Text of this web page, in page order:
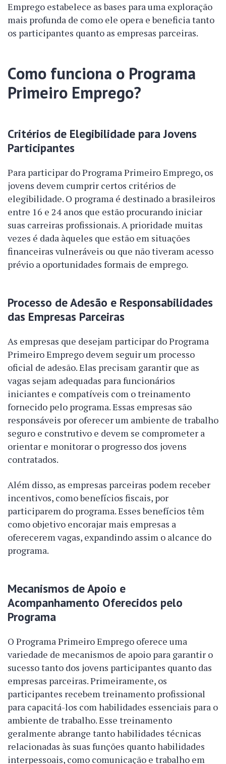
Emprego estabelece as bases para uma exploração
mais profunda de como ele opera e beneficia tanto
os participantes quanto as empresas parceiras.
Como funciona o Programa
Primeiro Emprego?
Critérios de Elegibilidade para Jovens
Participantes
Para participar do Programa Primeiro Emprego, os
jovens devem cumprir certos critérios de
elegibilidade. O programa é destinado a brasileiros
entre 16 e 24 anos que estão procurando iniciar
suas carreiras profissionais. A prioridade muitas
vezes é dada àqueles que estão em situações
financeiras vulneráveis ou que não tiveram acesso
prévio a oportunidades formais de emprego.
Processo de Adesão e Responsabilidades
das Empresas Parceiras
As empresas que desejam participar do Programa
Primeiro Emprego devem seguir um processo
oficial de adesão. Elas precisam garantir que as
vagas sejam adequadas para funcionários
iniciantes e compatíveis com o treinamento
fornecido pelo programa. Essas empresas são
responsáveis por oferecer um ambiente de trabalho
seguro e construtivo e devem se comprometer a
orientar e monitorar o progresso dos jovens
contratados.
Além disso, as empresas parceiras podem receber
incentivos, como benefícios fiscais, por
participarem do programa. Esses benefícios têm
como objetivo encorajar mais empresas a
oferecerem vagas, expandindo assim o alcance do
programa.
Mecanismos de Apoio e
Acompanhamento Oferecidos pelo
Programa
O Programa Primeiro Emprego oferece uma
variedade de mecanismos de apoio para garantir o
sucesso tanto dos jovens participantes quanto das
empresas parceiras. Primeiramente, os
participantes recebem treinamento profissional
para capacitá-los com habilidades essenciais para o
ambiente de trabalho. Esse treinamento
geralmente abrange tanto habilidades técnicas
relacionadas às suas funções quanto habilidades
interpessoais, como comunicação e trabalho em